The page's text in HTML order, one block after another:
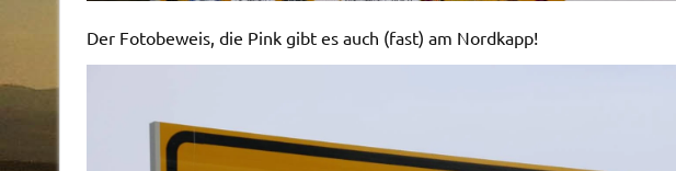
Der Fotobeweis, die Pink gibt es auch (fast) am Nordkapp!